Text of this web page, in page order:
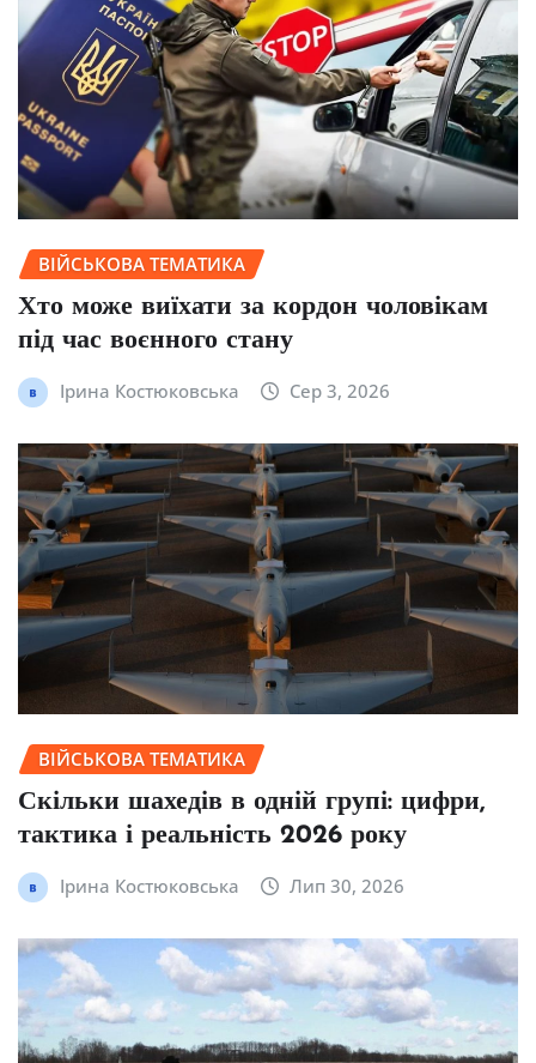
ВІЙСЬКОВА ТЕМАТИКА
Хто може виїхати за кордон чоловікам
під час воєнного стану
Ірина Костюковська Сер 3, 2026
ВІЙСЬКОВА ТЕМАТИКА
Скільки шахедів в одній групі: цифри,
тактика і реальність 2026 року
Ірина Костюковська Лип 30, 2026